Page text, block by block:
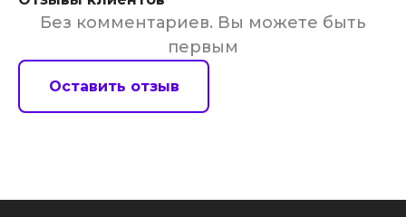
Без комментариев. Вы можете быть
первым
Оставить отзыв